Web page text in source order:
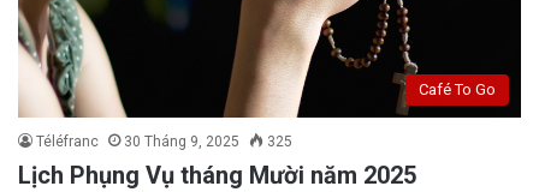
Café To Go
Téléfranc 30 Tháng 9, 2025 325
Lịch Phụng Vụ tháng Mười năm 2025